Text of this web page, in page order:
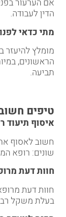
אם הערעור
הדין לעבודה.
מתי כדאי
מומלץ להיעזר
הראשונים,
תביעה.
טיפים
איסוף תיעוד
חשוב לאסוף
שונים: רופא
חוות דעת
חוות דעת
בעלת משקל רב